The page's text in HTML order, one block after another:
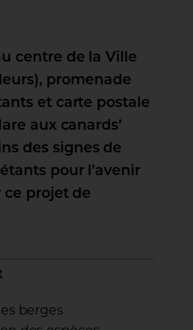
centre de la Ville
promenade
et carte postale
aux canards’
des signes de
pour l’avenir
ce projet de
berges